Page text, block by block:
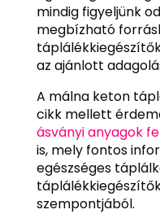
mindig figyeljünk
megbízható
az ajánlott
A málna keton
cikk mellett
ásványi anyagok
is, mely fontos
egészséges
szempontjából.